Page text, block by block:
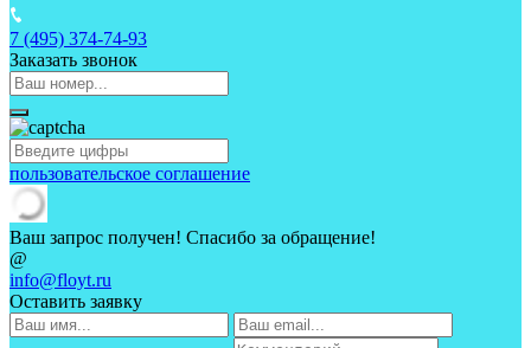
7 (495) 374-74-93
Заказать звонок
пользовательское соглашение
Ваш запрос получен! Спасибо за обращение!
@
info@floyt.ru
Оставить заявку